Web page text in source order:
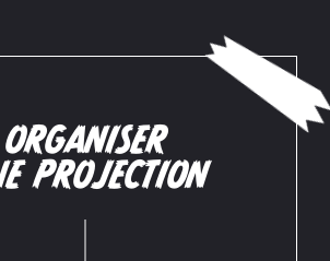
ORGANISER
PROJECTION